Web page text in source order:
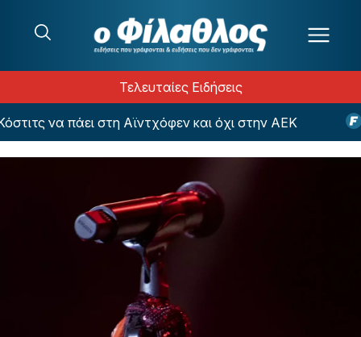
Τελευταίες Ειδήσεις
να πάει στη Αϊντχόφεν και όχι στην ΑΕΚ